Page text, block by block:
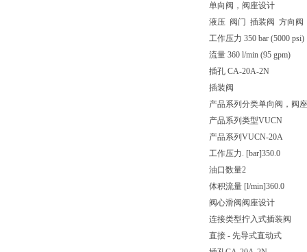
单向阀，阀座设计
液压 阀门 插装阀 方向阀
工作压力 350 bar (5000 psi)
流量 360 l/min (95 gpm)
插孔 CA-20A-2N
插装阀
产品系列分类单向阀，阀
产品系列类型VUCN
产品系列 VUCN-20A
工作压力. [bar]350.0
油口数量2
体积流量 [l/min]360.0
阀心滑阀 阀座设计
连接类型拧入式插装阀
直接 - 先导式直动式